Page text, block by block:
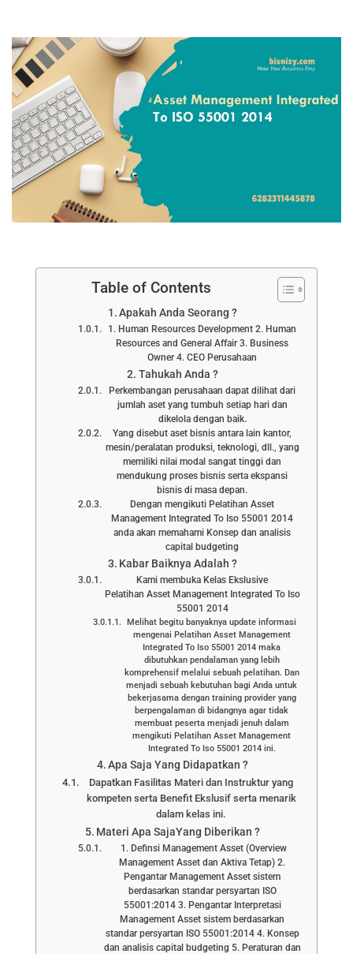
Table of Contents
Apakah Anda Seorang ?
1. Human Resources Development 2. Human
Resources and General Affair 3. Business
Owner 4. CEO Perusahaan
Tahukah Anda ?
Perkembangan perusahaan dapat dilihat dari
jumlah aset yang tumbuh setiap hari dan
dikelola dengan baik.
Yang disebut aset bisnis antara lain kantor,
mesin/peralatan produksi, teknologi, dll., yang
memiliki nilai modal sangat tinggi dan
mendukung proses bisnis serta ekspansi
bisnis di masa depan.
Dengan mengikuti Pelatihan Asset
Management Integrated To Iso 55001 2014
anda akan memahami Konsep dan analisis
capital budgeting
Kabar Baiknya Adalah ?
Kami membuka Kelas Ekslusive
Pelatihan Asset Management Integrated To Iso
55001 2014
Melihat begitu banyaknya update informasi
mengenai Pelatihan Asset Management
Integrated To Iso 55001 2014 maka
dibutuhkan pendalaman yang lebih
komprehensif melalui sebuah pelatihan. Dan
menjadi sebuah kebutuhan bagi Anda untuk
bekerjasama dengan training provider yang
berpengalaman di bidangnya agar tidak
membuat peserta menjadi jenuh dalam
mengikuti Pelatihan Asset Management
Integrated To Iso 55001 2014 ini.
Apa Saja Yang Didapatkan ?
Dapatkan Fasilitas Materi dan Instruktur yang
kompeten serta Benefit Ekslusif serta menarik
dalam kelas ini.
Materi Apa SajaYang Diberikan ?
1. Definsi Management Asset (Overview
Management Asset dan Aktiva Tetap) 2.
Pengantar Management Asset sistem
berdasarkan standar persyartan ISO
55001:2014 3. Pengantar Interpretasi
Management Asset sistem berdasarkan
standar persyartan ISO 55001:2014 4. Konsep
dan analisis capital budgeting 5. Peraturan dan